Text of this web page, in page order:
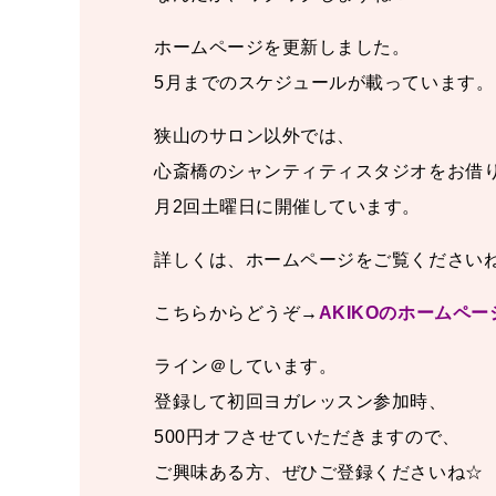
ホームページを更新しました。
5月までのスケジュールが載っています。
狭山のサロン以外では、
心斎橋のシャンティティスタジオをお借
月2回土曜日に開催しています。
詳しくは、ホームページをご覧ください
こちらからどうぞ→ AKIKOのホームペー
ライン＠しています。
登録して初回ヨガレッスン参加時、
500円オフさせていただきますので、
ご興味ある方、ぜひご登録くださいね☆